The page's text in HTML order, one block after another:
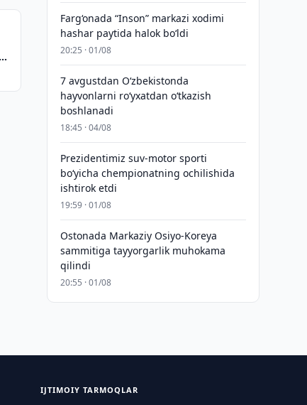
Farg‘onada “Inson” markazi xodimi
hashar paytida halok bo‘ldi
20:25 · 01/08
7 avgustdan O‘zbekistonda
hayvonlarni ro‘yxatdan o‘tkazish
boshlanadi
18:45 · 04/08
Prezidentimiz suv-motor sporti
bo‘yicha chempionatning ochilishida
ishtirok etdi
19:59 · 01/08
Ostonada Markaziy Osiyo-Koreya
sammitiga tayyorgarlik muhokama
qilindi
20:55 · 01/08
IJTIMOIY TARMOQLAR